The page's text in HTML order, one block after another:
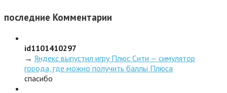
последние Комментарии
id1101410297
→ Яндекс выпустил игру Плюс Сити — симулятор
города, где можно получить баллы Плюса
спасибо